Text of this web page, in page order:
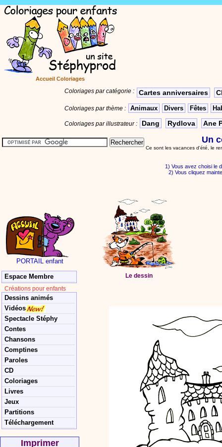
Accueil Coloriages
Coloriages par catégorie : Cartes anniversaires
Coloriages par thème : Animaux Divers Fêtes
Coloriages par illustrateur : Dang Rydlova Ane
PORTAIL enfant
Espace Membre
Créations pour enfants
Dessins animés
Vidéos
Spectacle Stéphy
Contes
Chansons
Comptines
Paroles
CD
Coloriages
Livres
Jeux
Partitions
Téléchargement
Imprimer
Un
Ce sont les vacances d'été, le
1) Vous avez choisi le
2) Vous cliquez
Le dessin